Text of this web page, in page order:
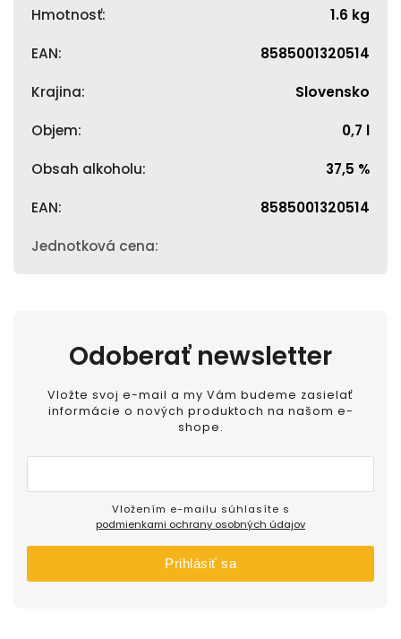
Hmotnosť: 1.6 kg
EAN: 8585001320514
Krajina: Slovensko
Objem: 0,7 l
Obsah alkoholu: 37,5 %
EAN: 8585001320514
Jednotková cena:
Odoberať newsletter
Vložte svoj e-mail a my Vám budeme zasielať
informácie o nových produktoch na našom e-
shope.
podmienkami ochrany osobných údajov
Prihlásiť sa